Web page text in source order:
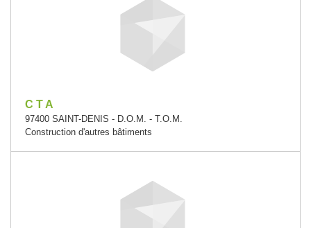
C T A
97400 SAINT-DENIS - D.O.M. - T.O.M.
Construction d'autres bâtiments